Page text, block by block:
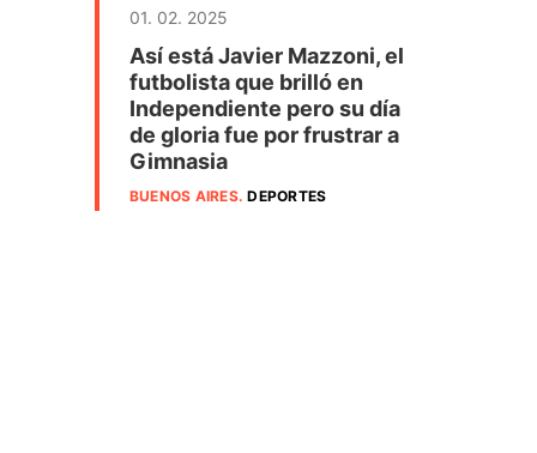
01. 02. 2025
Así está Javier Mazzoni, el
futbolista que brilló en
Independiente pero su día
de gloria fue por frustrar a
Gimnasia
BUENOS AIRES.DEPORTES